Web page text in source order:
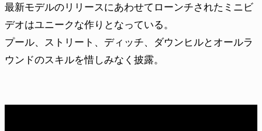
最新モデルのリリースにあわせてローンチされたミニビ
デオはユニークな作りとなっている。
プール、ストリート、ディッチ、ダウンヒルとオールラ
ウンドのスキルを惜しみなく披露。